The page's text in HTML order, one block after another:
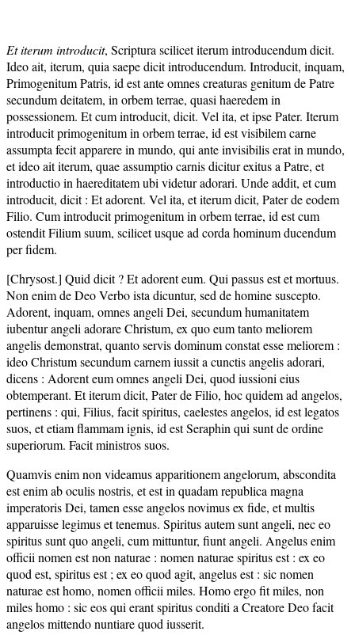
Et iterum introducit, Scriptura scilicet iterum introducendum dicit.
Ideo ait, iterum, quia saepe dicit introducendum. Introducit, inquam,
Primogenitum Patris, id est ante omnes creaturas genitum de Patre
secundum deitatem, in orbem terrae, quasi haeredem in
possessionem. Et cum introducit, dicit. Vel ita, et ipse Pater. Iterum
introducit primogenitum in orbem terrae, id est visibilem carne
assumpta fecit apparere in mundo, qui ante invisibilis erat in mundo,
et ideo ait iterum, quae assumptio carnis dicitur exitus a Patre, et
introductio in haereditatem ubi videtur adorari. Unde addit, et cum
introducit, dicit : Et adorent. Vel ita, et iterum dicit, Pater de eodem
Filio. Cum introducit primogenitum in orbem terrae, id est cum
ostendit Filium suum, scilicet usque ad corda hominum ducendum
per fidem.
[Chrysost.] Quid dicit ? Et adorent eum. Qui passus est et mortuus.
Non enim de Deo Verbo ista dicuntur, sed de homine suscepto.
Adorent, inquam, omnes angeli Dei, secundum humanitatem
iubentur angeli adorare Christum, ex quo eum tanto meliorem
angelis demonstrat, quanto servis dominum constat esse meliorem :
ideo Christum secundum carnem iussit a cunctis angelis adorari,
dicens : Adorent eum omnes angeli Dei, quod iussioni eius
obtemperant. Et iterum dicit, Pater de Filio, hoc quidem ad angelos,
pertinens : qui, Filius, facit spiritus, caelestes angelos, id est legatos
suos, et etiam flammam ignis, id est Seraphin qui sunt de ordine
superiorum. Facit ministros suos.
Quamvis enim non videamus apparitionem angelorum, abscondita
est enim ab oculis nostris, et est in quadam republica magna
imperatoris Dei, tamen esse angelos novimus ex fide, et multis
apparuisse legimus et tenemus. Spiritus autem sunt angeli, nec eo
spiritus sunt quo angeli, cum mittuntur, fiunt angeli. Angelus enim
officii nomen est non naturae : nomen naturae spiritus est : ex eo
quod est, spiritus est ; ex eo quod agit, angelus est : sic nomen
naturae est homo, nomen officii miles. Homo ergo fit miles, non
miles homo : sic eos qui erant spiritus conditi a Creatore Deo facit
angelos mittendo nuntiare quod iusserit.